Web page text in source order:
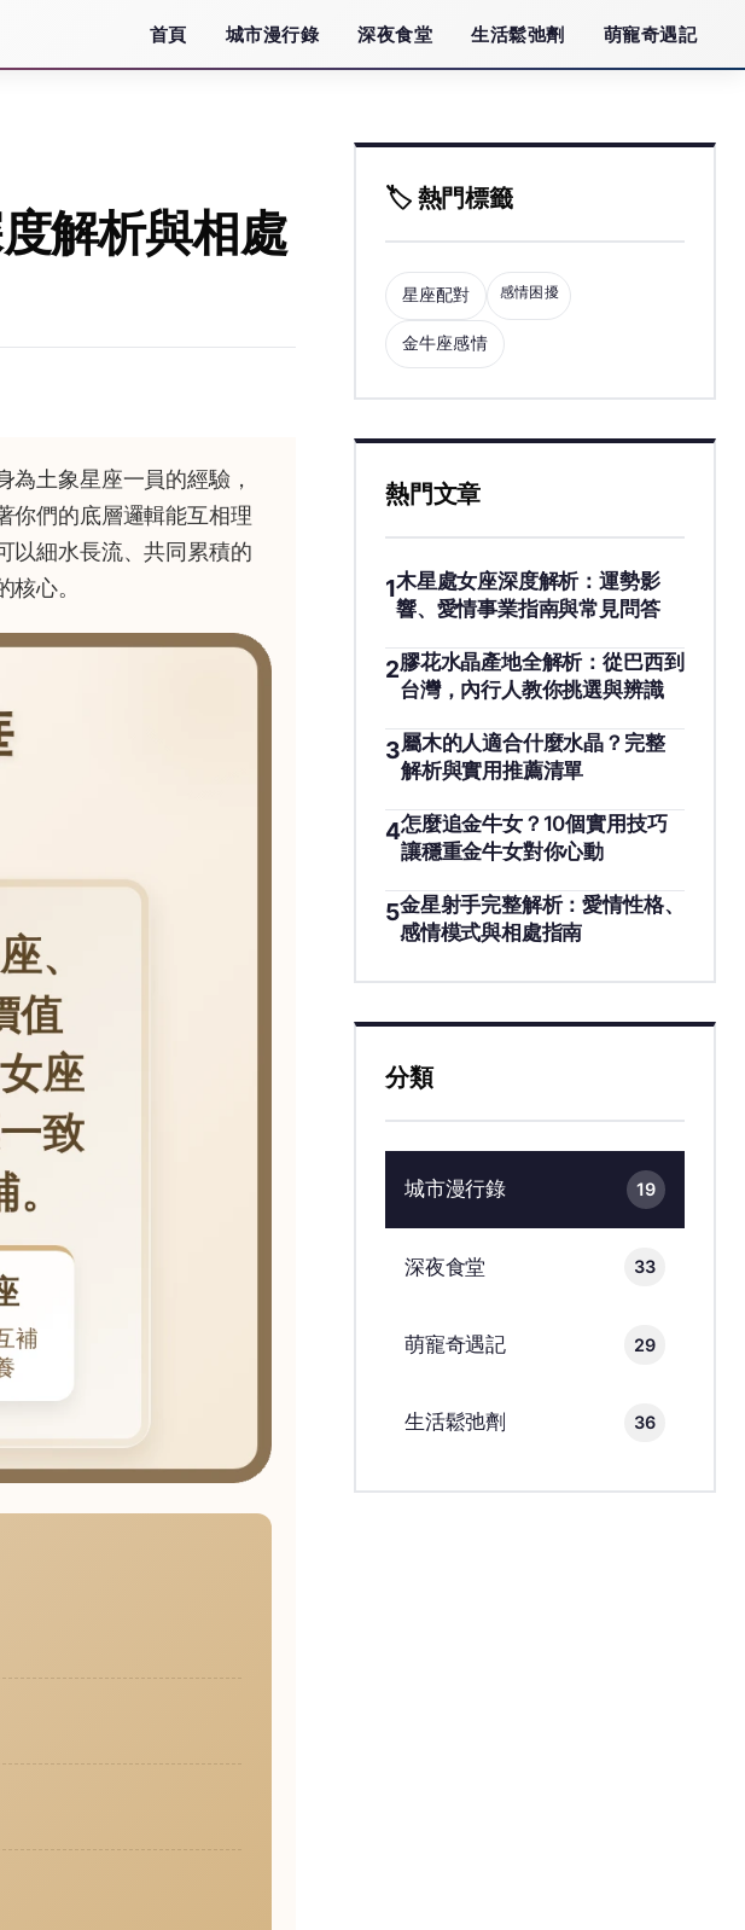
首頁 城市漫行錄 深夜食堂 生活鬆弛劑 萌寵奇遇記
解析與相處
土象星座一員的經驗，
你們的底層邏輯能互相理
以細水長流、共同累積的
心。
🏷️ 熱門標籤
星座配對 感情困擾
金牛座感情
熱門文章
1木星處女座深度解析：運勢影
響、愛情事業指南與常見問答
2膠花水晶產地全解析：從巴西到
台灣，內行人教你挑選與辨識
3屬木的人適合什麼水晶？完整
解析與實用推薦清單
4怎麼追金牛女？10個實用技巧
讓穩重金牛女對你心動
5金星射手完整解析：愛情性格、
感情模式與相處指南
分類
城市漫行錄 19
深夜食堂 33
萌寵奇遇記 29
生活鬆弛劑 36